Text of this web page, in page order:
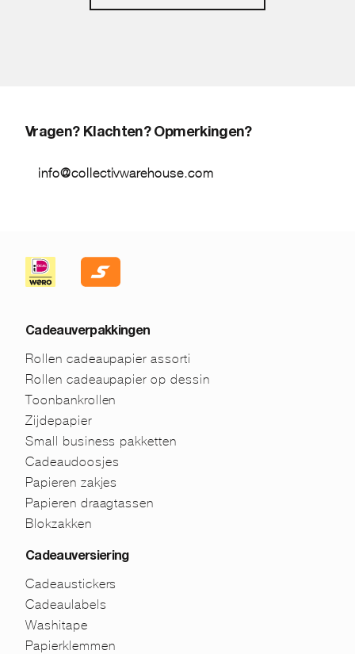
Vragen? Klachten? Opmerkingen?
info@collectivwarehouse.com
Cadeauverpakkingen
Rollen cadeaupapier assorti
Rollen cadeaupapier op dessin
Toonbankrollen
Zijdepapier
Small business pakketten
Cadeaudoosjes
Papieren zakjes
Papieren draagtassen
Blokzakken
Cadeauversiering
Cadeaustickers
Cadeaulabels
Washitape
Papierklemmen